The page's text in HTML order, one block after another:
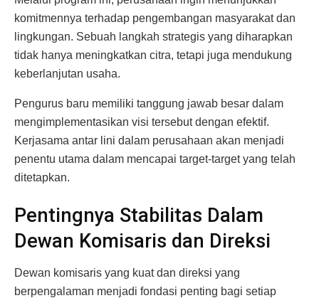
komitmennya terhadap pengembangan masyarakat dan
lingkungan. Sebuah langkah strategis yang diharapkan
tidak hanya meningkatkan citra, tetapi juga mendukung
keberlanjutan usaha.
Pengurus baru memiliki tanggung jawab besar dalam
mengimplementasikan visi tersebut dengan efektif.
Kerjasama antar lini dalam perusahaan akan menjadi
penentu utama dalam mencapai target-target yang telah
ditetapkan.
Pentingnya Stabilitas Dalam
Dewan Komisaris dan Direksi
Dewan komisaris yang kuat dan direksi yang
berpengalaman menjadi fondasi penting bagi setiap